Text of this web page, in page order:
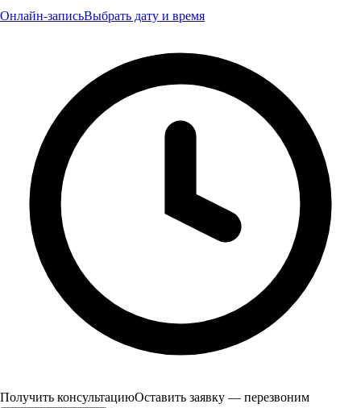
Онлайн-записьВыбрать дату и время
Получить консультациюОставить заявку — перезвоним